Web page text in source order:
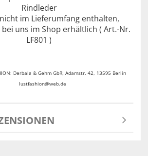
Rindleder
im Lieferumfang enthalten,
uns im Shop erhältlich ( Art.-Nr.
LF801 )
Derbala & Gehm GbR, Adamstr. 42, 13595 Berlin
lustfashion@web.de